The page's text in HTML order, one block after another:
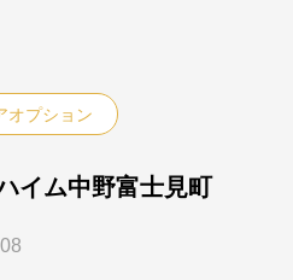
オプション
イム中野富士見町